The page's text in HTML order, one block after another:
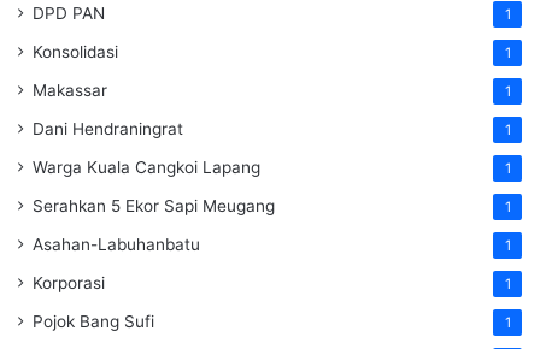
DPD PAN 1
Konsolidasi 1
Makassar 1
Dani Hendraningrat 1
Warga Kuala Cangkoi Lapang 1
Serahkan 5 Ekor Sapi Meugang 1
Asahan-Labuhanbatu 1
Korporasi 1
Pojok Bang Sufi 1